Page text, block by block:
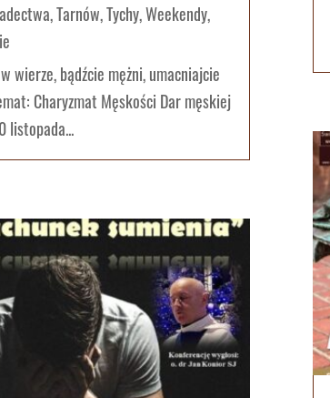
,Tarnów,Tychy,Weekendy,
wierze, bądźcie mężni, umacniajcie
Charyzmat Męskości Dar męskiej
listopada...